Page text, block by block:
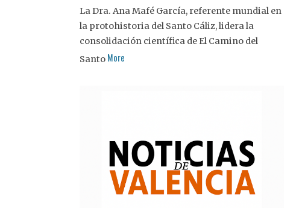
A
G
O
S
La Dra. Ana Mafé García, referente mundial en
la protohistoria del Santo Cáliz, lidera la
consolidación científica de El Camino del
Santo More